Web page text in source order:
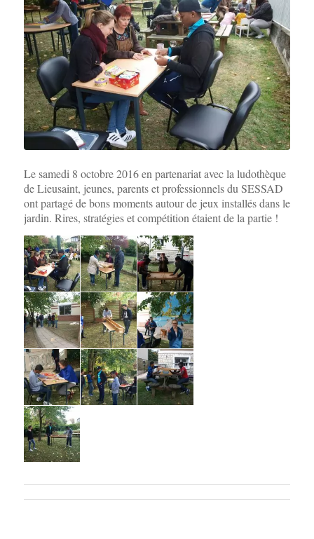
Le samedi 8 octobre 2016 en partenariat avec la ludothèque
de Lieusaint, jeunes, parents et professionnels du SESSAD
ont partagé de bons moments autour de jeux installés dans le
jardin. Rires, stratégies et compétition étaient de la partie !